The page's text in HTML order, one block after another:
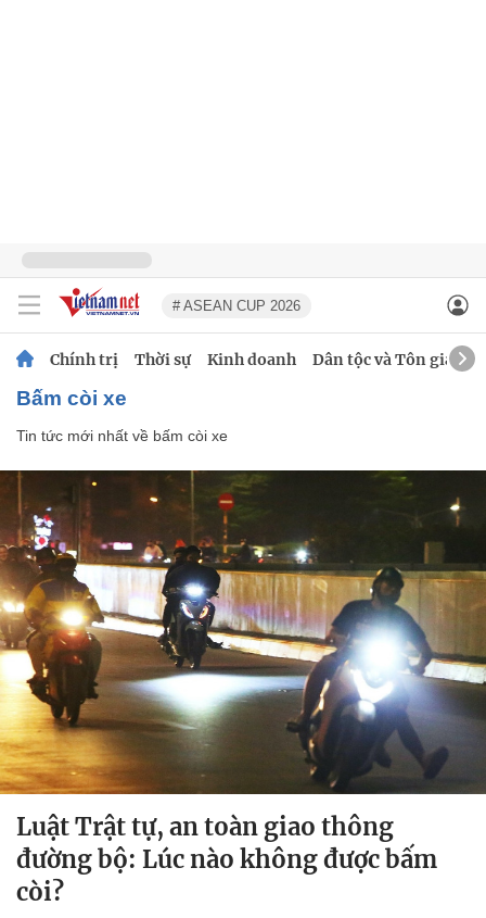
# ASEAN CUP 2026
Chính trị Thời sự Kinh doanh Dân tộc và Tôn giáo
bấm còi xe
Tin tức mới nhất về bấm còi xe
Luật Trật tự, an toàn giao thông
đường bộ: Lúc nào không được bấm
còi?